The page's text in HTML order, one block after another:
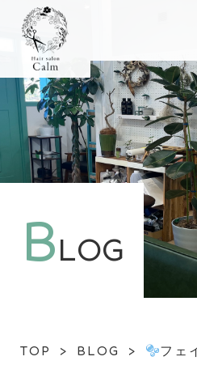
BLOG
TOP > BLOG > フェ